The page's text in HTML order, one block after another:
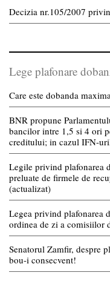
Decizia nr.105/2007
Lege plafonare
Care este dobanda
BNR propune
bancilor intre 1,5 si 4 ori
creditului; in cazul IFN-
Legile privind plafonarea
preluate de firmele de
(actualizat)
Legea privind plafonarea
ordinea de zi a comisiilor
Senatorul Zamfir, despre
bou-i consecvent!